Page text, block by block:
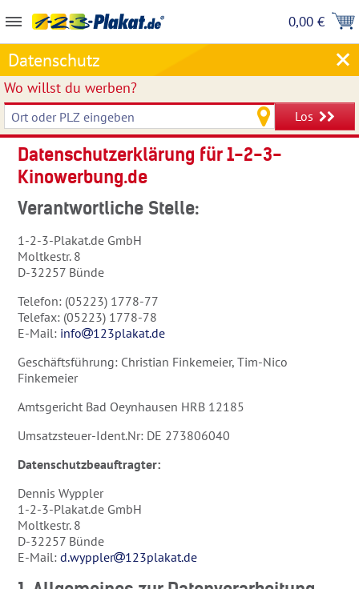
0,00 €
Datenschutz
Wo willst du werben?
Los
Datenschutzerklärung für 1-2-3-
Kinowerbung.de
Verantwortliche Stelle:
1-2-3-Plakat.de GmbH
Moltkestr. 8
D-32257 Bünde
Telefon: (05223) 1778-77
Telefax: (05223) 1778-78
E-Mail: info
123plakat.de
Geschäftsführung: Christian Finkemeier, Tim-Nico
Finkemeier
Amtsgericht Bad Oeynhausen HRB 12185
Umsatzsteuer-Ident.Nr: DE 273806040
Datenschutzbeauftragter:
Dennis Wyppler
1-2-3-Plakat.de GmbH
Moltkestr. 8
D-32257 Bünde
E-Mail:d.wyppler 123plakat.de